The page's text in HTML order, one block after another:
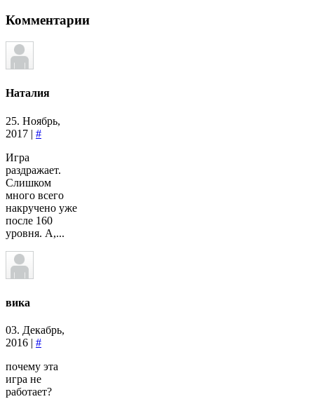
Комментарии
Наталия
25. Ноябрь,
2017 | #
Игра
раздражает.
Слишком
много всего
накручено уже
после 160
уровня. А,...
вика
03. Декабрь,
2016 | #
почему эта
игра не
работает?